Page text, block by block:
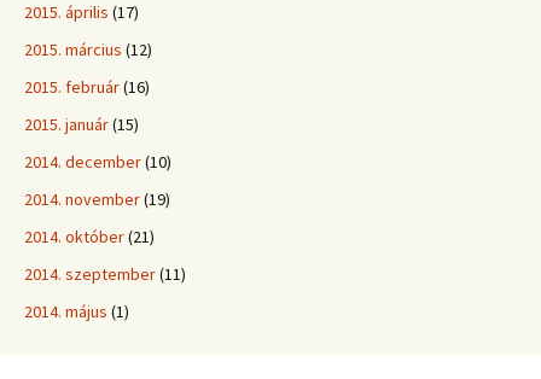
2015. április (17)
2015. március (12)
2015. február(16)
2015. január(15)
2014. december(10)
2014. november(19)
2014. október(21)
2014. szeptember(11)
2014. május (1)